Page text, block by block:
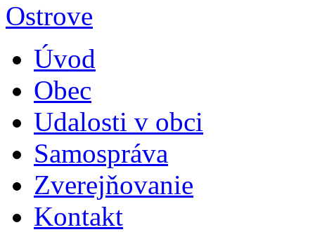
Úvod
Obec
Udalosti v obci
Samospráva
Zverejňovanie
Kontakt